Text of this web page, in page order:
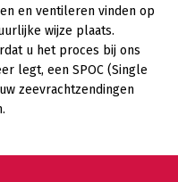
en ventileren vinden op
wijze plaats.
u het proces bij ons
legt, een SPOC (Single
zeevrachtzendingen